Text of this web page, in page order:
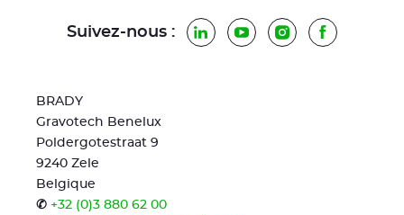
Suivez-nous : LinkedInYouTubeInstagramFacebook
BRADY
Gravotech Benelux
Poldergotestraat 9
9240 Zele
Belgique
✆ +32 (0)3 880 62 00